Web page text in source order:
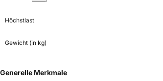
Höchstlast
Gewicht (in kg)
Generelle Merkmale